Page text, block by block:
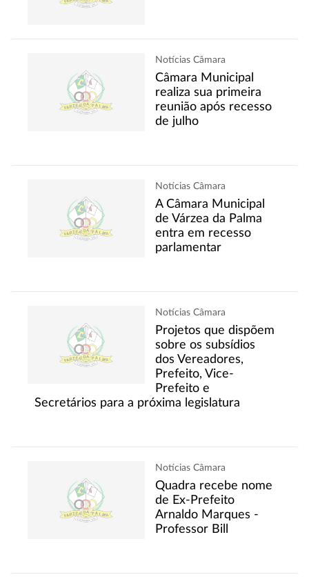
Notícias Câmara
Câmara Municipal
realiza sua primeira
reunião após recesso
de julho
Notícias Câmara
A Câmara Municipal
de Várzea da Palma
entra em recesso
parlamentar
Notícias Câmara
Projetos que dispõem
sobre os subsídios
dos Vereadores,
Prefeito, Vice-
Prefeito e
Secretários para a próxima legislatura
Notícias Câmara
Quadra recebe nome
de Ex-Prefeito
Arnaldo Marques -
Professor Bill